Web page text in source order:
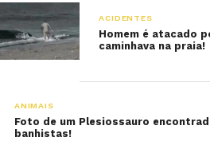
ACIDENTES
Homem é atacado
caminhava na praia!
ANIMAIS
Foto de um Plesiossauro
banhistas!